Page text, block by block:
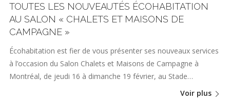
TOUTES LES NOUVEAUTÉS ÉCOHABITATION
AU SALON « CHALETS ET MAISONS DE
CAMPAGNE »
Écohabitation est fier de vous présenter ses nouveaux services
à l’occasion du Salon Chalets et Maisons de Campagne à
Montréal, de jeudi 16 à dimanche 19 février, au Stade…
Voir plus